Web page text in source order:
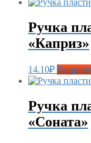
Ручка
«Каприз»
14.10₽
Ручка
«Соната»